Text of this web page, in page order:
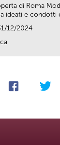
di Roma
ideati e condotti
12/2024